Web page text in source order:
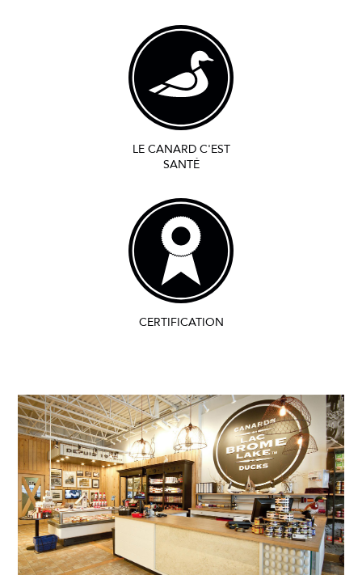
LE CANARD C'EST
SANTÉ
CERTIFICATION